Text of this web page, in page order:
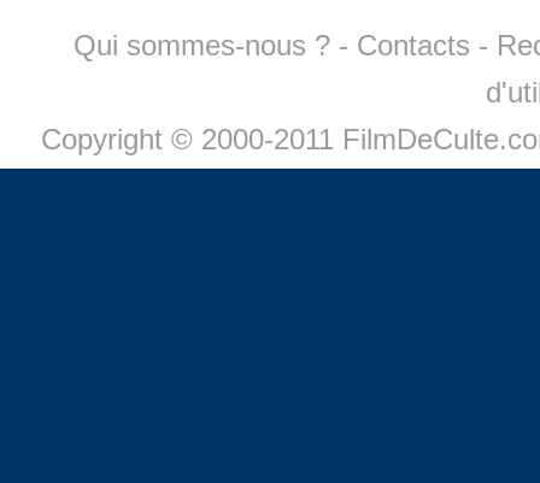
Qui sommes-nous ? - Contacts -
Copyright © 2000-2011